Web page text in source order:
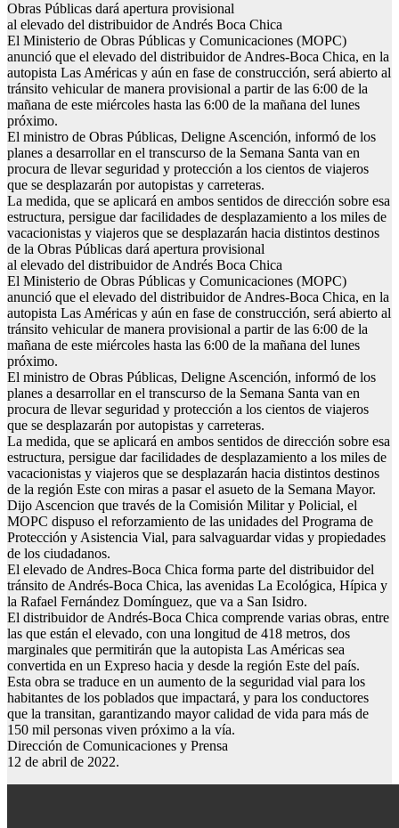
Obras Públicas dará apertura provisional
al elevado del distribuidor de Andrés Boca Chica
El Ministerio de Obras Públicas y Comunicaciones (MOPC)
anunció que el elevado del distribuidor de Andres-Boca Chica, en la
autopista Las Américas y aún en fase de construcción, será abierto al
tránsito vehicular de manera provisional a partir de las 6:00 de la
mañana de este miércoles hasta las 6:00 de la mañana del lunes
próximo.
El ministro de Obras Públicas, Deligne Ascención, informó de los
planes a desarrollar en el transcurso de la Semana Santa van en
procura de llevar seguridad y protección a los cientos de viajeros
que se desplazarán por autopistas y carreteras.
La medida, que se aplicará en ambos sentidos de dirección sobre esa
estructura, persigue dar facilidades de desplazamiento a los miles de
vacacionistas y viajeros que se desplazarán hacia distintos destinos
de la Obras Públicas dará apertura provisional
al elevado del distribuidor de Andrés Boca Chica
El Ministerio de Obras Públicas y Comunicaciones (MOPC)
anunció que el elevado del distribuidor de Andres-Boca Chica, en la
autopista Las Américas y aún en fase de construcción, será abierto al
tránsito vehicular de manera provisional a partir de las 6:00 de la
mañana de este miércoles hasta las 6:00 de la mañana del lunes
próximo.
El ministro de Obras Públicas, Deligne Ascención, informó de los
planes a desarrollar en el transcurso de la Semana Santa van en
procura de llevar seguridad y protección a los cientos de viajeros
que se desplazarán por autopistas y carreteras.
La medida, que se aplicará en ambos sentidos de dirección sobre esa
estructura, persigue dar facilidades de desplazamiento a los miles de
vacacionistas y viajeros que se desplazarán hacia distintos destinos
de la región Este con miras a pasar el asueto de la Semana Mayor.
Dijo Ascencion que través de la Comisión Militar y Policial, el
MOPC dispuso el reforzamiento de las unidades del Programa de
Protección y Asistencia Vial, para salvaguardar vidas y propiedades
de los ciudadanos.
El elevado de Andres-Boca Chica forma parte del distribuidor del
tránsito de Andrés-Boca Chica, las avenidas La Ecológica, Hípica y
la Rafael Fernández Domínguez, que va a San Isidro.
El distribuidor de Andrés-Boca Chica comprende varias obras, entre
las que están el elevado, con una longitud de 418 metros, dos
marginales que permitirán que la autopista Las Américas sea
convertida en un Expreso hacia y desde la región Este del país.
Esta obra se traduce en un aumento de la seguridad vial para los
habitantes de los poblados que impactará, y para los conductores
que la transitan, garantizando mayor calidad de vida para más de
150 mil personas viven próximo a la vía.
Dirección de Comunicaciones y Prensa
12 de abril de 2022.